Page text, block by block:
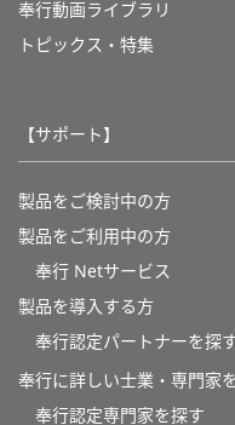
奉行動画ライブラリ
トピックス・特集
【サポート】
製品をご検討中の方
製品をご利用中の方
奉行 Netサービス
製品を導入する方
奉行認定パートナーを探
奉行に詳しい士業・専門家
奉行認定専門家を探す